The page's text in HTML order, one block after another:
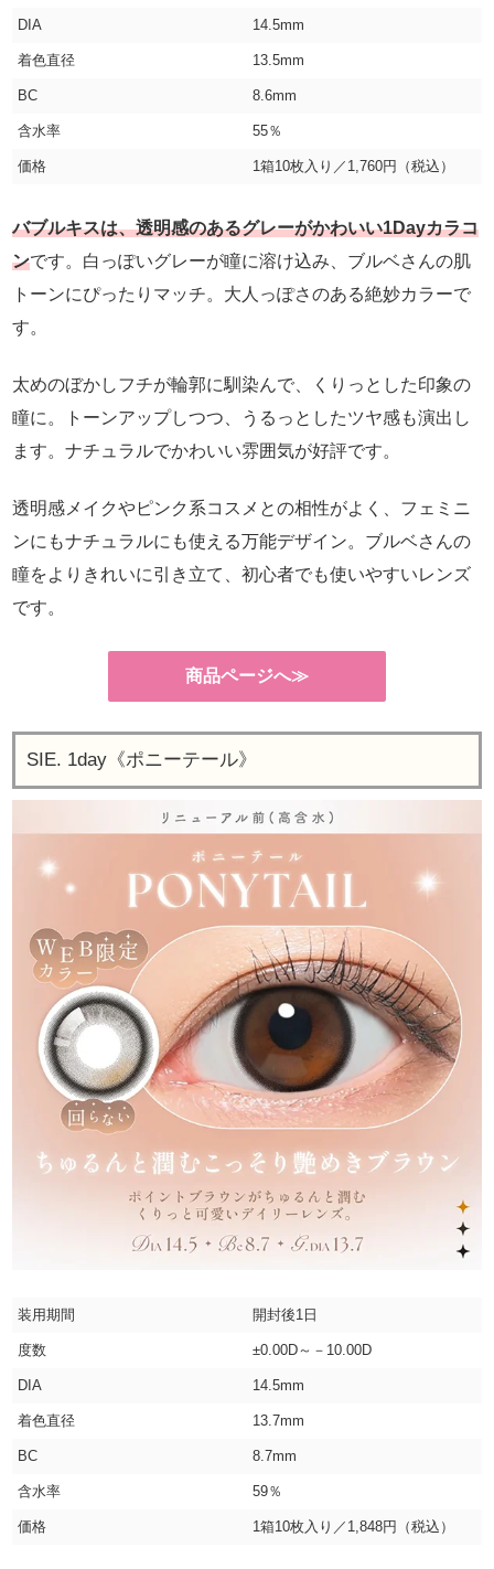
DIA 14.5mm
着色直径 13.5mm
BC 8.6mm
含水率 55％
価格 1箱10枚入り／1,760円（税込）
バブルキスは、透明感のあるグレーがかわいい1Dayカラコ
ンです。白っぽいグレーが瞳に溶け込み、ブルベさんの肌
トーンにぴったりマッチ。大人っぽさのある絶妙カラーで
す。
太めのぼかしフチが輪郭に馴染んで、くりっとした印象の
瞳に。トーンアップしつつ、うるっとしたツヤ感も演出し
ます。ナチュラルでかわいい雰囲気が好評です。
透明感メイクやピンク系コスメとの相性がよく、フェミニ
ンにもナチュラルにも使える万能デザイン。ブルベさんの
瞳をよりきれいに引き立て、初心者でも使いやすいレンズ
です。
商品ページへ≫
SIE. 1day《ポニーテール》
装用期間 開封後1日
度数 ±0.00D～－10.00D
DIA 14.5mm
着色直径 13.7mm
BC 8.7mm
含水率 59％
価格 1箱10枚入り／1,848円（税込）